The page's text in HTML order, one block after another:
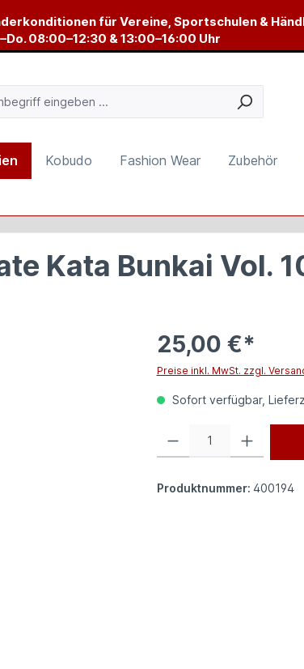
für Vereine, Sportschulen &
08:00–12:30 & 13:00–16:00 Uhr
Kobudo Fashion Wear Zubehör
Kata Bunkai Vol.
25,00 €*
Preise inkl. MwSt. zzgl.
Sofort verfügbar,
Produktnummer: 400194